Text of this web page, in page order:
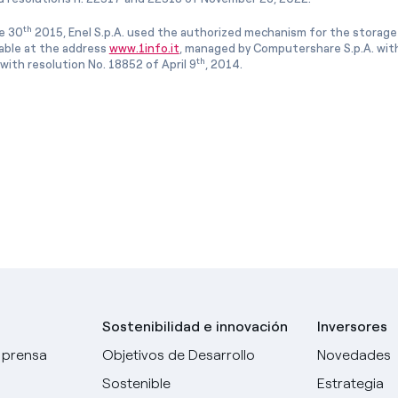
30th 2015, Enel S.p.A. used the authorized mechanism for the
at the address www.1info.it , managed by Computershare S.p.A.
resolution No. 18852 of April 9th , 2014.
Sostenibilidad e innovación
Objetivos de Desarrollo
Sostenible
Inversores
Novedades
Estrategia